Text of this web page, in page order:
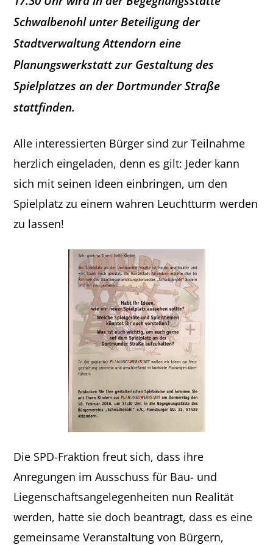
Schwalbenohl unter Beteiligung der
Stadtverwaltung Attendorn eine
Planungswerkstatt zur Gestaltung des
Spielplatzes an der Dortmunder Straße
stattfinden.
Alle interessierten Bürger sind zur Teilnahme
herzlich eingeladen, denn es gilt: Jeder kann
sich mit seinen Ideen einbringen, um den
Spielplatz zu einem wahren Leuchtturm werden
zu lassen!
Die SPD-Fraktion freut sich, dass ihre
Anregungen im Ausschuss für Bau- und
Liegenschaftsangelegenheiten nun Realität
werden, hatte sie doch beantragt, dass es eine
gemeinsame Veranstaltung von Bürgern,